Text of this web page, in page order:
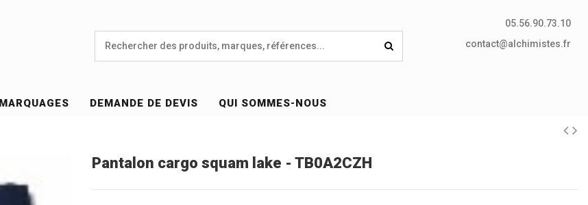
05.56.90.73.10
contact@alchimistes.fr
MARQUAGES DEMANDE DE DEVIS QUI SOMMES-NOUS
Pantalon cargo squam lake - TB0A2CZH